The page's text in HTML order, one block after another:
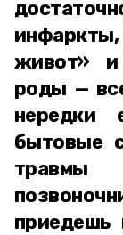
живот» и
роды —
нередки
бытовые